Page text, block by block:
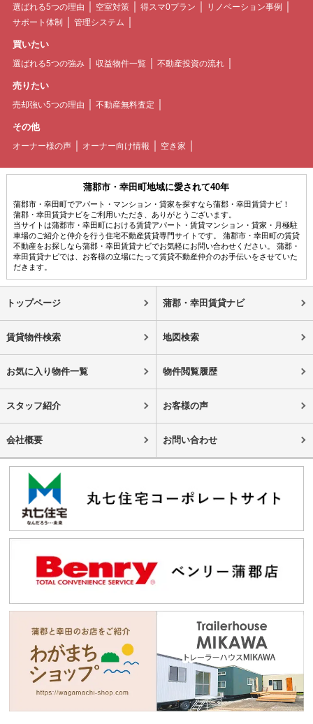
選ばれる5つの理由 空室対策 得スマ0プラン
リノベーション事例
サポート体制
管理システム
買いたい
選ばれる5つの強み 収益物件一覧 不動産投資の流れ
売りたい
売却強い5つの理由 不動産無料査定
その他
オーナー様の声 オーナー向け情報 空き家
蒲郡市・幸田町地域に愛されて40年
蒲郡市・幸田町でアパート・マンション・貸家を探すなら蒲郡・幸田賃貸ナビ！
蒲郡・幸田賃貸ナビをご利用いただき、ありがとうございます。
当サイトは蒲郡市・幸田町における賃貸アパート・賃貸マンション・貸家・月極駐
車場のご紹介と仲介を行う住宅不動産賃貸専門サイトです。 蒲郡市・幸田町の賃貸
不動産をお探しなら蒲郡・幸田賃貸ナビでお気軽にお問い合わせください。 蒲郡・
幸田賃貸ナビでは、お客様の立場にたって賃貸不動産仲介のお手伝いをさせていた
だきます。
トップページ 蒲郡・幸田賃貸ナビ
賃貸物件検索 地図検索
お気に入り物件一覧 物件閲覧履歴
スタッフ紹介 お客様の声
会社概要 お問い合わせ